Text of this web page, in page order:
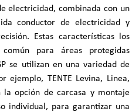
electricidad, combinada con un
conductor de electricidad y
Estas características los
para áreas protegidas
se utilizan en una variedad de
ejemplo, TENTE Levina, Linea,
la opción de carcasa y montaje
individual, para garantizar una